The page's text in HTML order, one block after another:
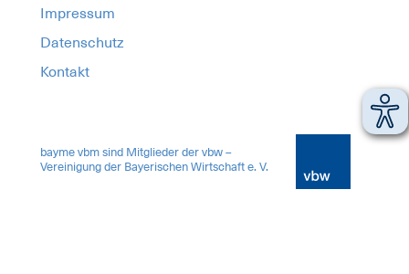
Impressum
Datenschutz
Kontakt
bayme vbm sind Mitglieder der vbw –
Vereinigung der Bayerischen Wirtschaft e. V.